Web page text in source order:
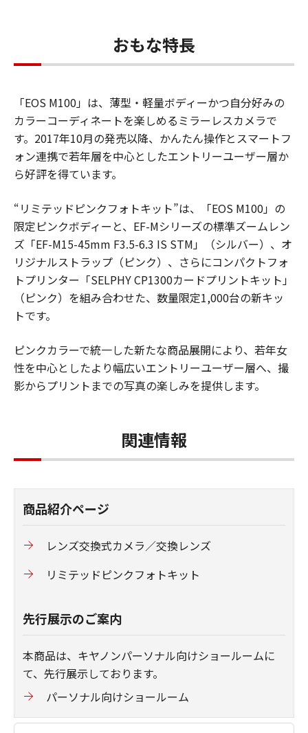
おもな特長
「EOS M100」は、薄型・軽量ボディーかつ自分好みの
カラーコーディネートを楽しめるミラーレスカメラで
す。2017年10月の発売以降、かんたん操作とスマートフ
ォン連携で若年層を中心としたエントリーユーザー層か
ら好評を得ています。
“リミテッドピンクフォトキット”は、「EOS M100」の
限定ピンクボディーと、EF-Mシリーズの標準ズームレン
ズ「EF-M15-45mm F3.5-6.3 IS STM」（シルバー）、オ
リジナルストラップ（ピンク）、さらにコンパクトフォ
トプリンター「SELPHY CP1300カードプリントキット」
（ピンク）を組み合わせた、数量限定1,000台の新キッ
トです。
ピンクカラーで統一した新たな商品展開により、若年女
性を中心としたより幅広いエントリーユーザー層へ、撮
影からプリントまでの写真の楽しみを提供します。
関連情報
商品紹介ページ
レンズ交換式カメラ／交換レンズ
リミテッドピンクフォトキット
先行展示のご案内
本商品は、キヤノンパーソナル向けショールームに
て、先行展示しております。
パーソナル向けショールーム